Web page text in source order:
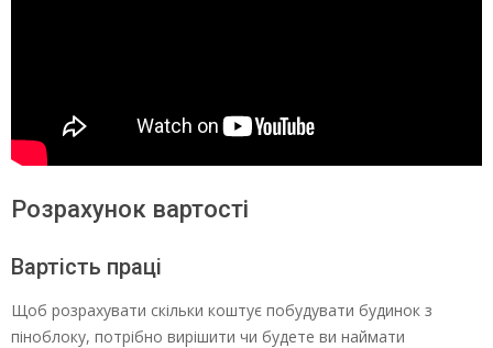
Розрахунок вартості
Вартість праці
Щоб розрахувати скільки коштує побудувати будинок з
піноблоку, потрібно вирішити чи будете ви наймати